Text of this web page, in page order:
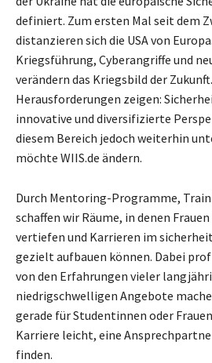
definiert. Zum ersten Mal seit dem
distanzieren sich die USA von
Kriegsführung, Cyberangriffe und
verändern das Kriegsbild der
Herausforderungen zeigen:
innovative und diversifizierte
diesem Bereich jedoch weiterhin
möchte WIIS.de ändern.
Durch Mentoring-Programme,
schaffen wir Räume, in denen
vertiefen und Karrieren im
gezielt aufbauen können. Dabei
von den Erfahrungen vieler
niedrigschwelligen Angebote
gerade für Studentinnen oder
Karriere leicht, eine
finden.